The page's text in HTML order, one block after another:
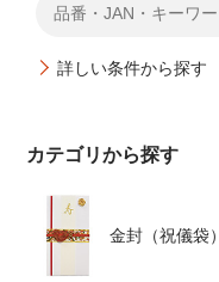
詳しい条件から探す
カテゴリから探す
金封（祝儀袋）